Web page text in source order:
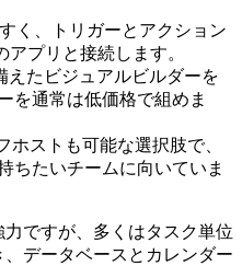
く、トリガーとアクション
プリと接続します。
えたビジュアルビルダーを
を通常は低価格で組めま
ホストも可能な選択肢で、
ちたいチームに向いていま
ですが、多くはタスク単位
データベースとカレンダー